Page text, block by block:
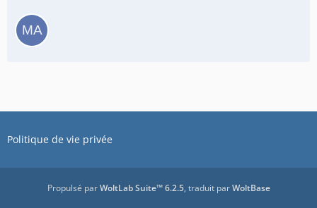
Politique de vie privée
Propulsé parWoltLab Suite™ 6.2.5, traduit parWoltBase